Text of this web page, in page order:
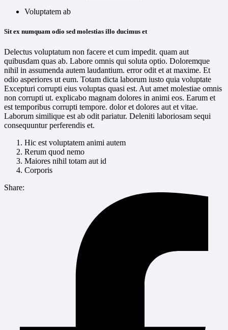
Voluptatem ab
Sit ex numquam odio sed molestias illo ducimus et
Delectus voluptatum non facere et cum impedit. quam aut
quibusdam quas ab. Labore omnis qui soluta optio. Doloremque
nihil in assumenda autem laudantium. error odit et at maxime. Et
odio asperiores ut eum. Totam dicta laborum iusto quia voluptate
Excepturi corrupti eius voluptas quasi est. Aut amet molestiae omnis
non corrupti ut. explicabo magnam dolores in animi eos. Earum et
est temporibus corrupti tempore. dolor et dolores aut et vitae.
Laborum similique est ab odit pariatur. Deleniti laboriosam sequi
consequuntur perferendis et.
Hic est voluptatem animi autem
Rerum quod nemo
Maiores nihil totam aut id
Corporis
Share: